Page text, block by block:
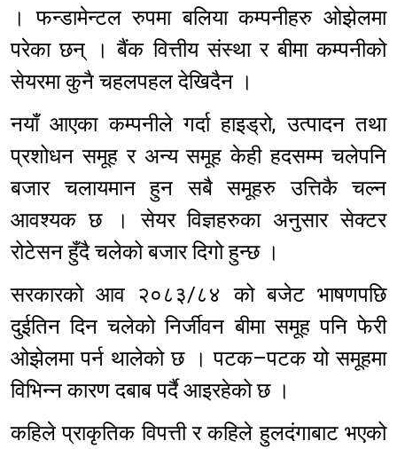
। फन्डामेन्टल रुपमा बलिया कम्पनीहरु ओझेलमा
परेका छन् । बैंक वित्तीय संस्था र बीमा कम्पनीको
सेयरमा कुनै चहलपहल देखिदैन ।
नयाँ आएका कम्पनीले गर्दा हाइड्रो, उत्पादन तथा
प्रशोधन समूह र अन्य समूह केही हदसम्म चलेपनि
बजार चलायमान हुन सबै समूहरु उत्तिकै चल्न
आवश्यक छ । सेयर विज्ञहरुका अनुसार सेक्टर
रोटेसन हुँदै चलेको बजार दिगो हुन्छ ।
सरकारको आव २०८३/८४ को बजेट भाषणपछि
दुईतिन दिन चलेको निर्जीवन बीमा समूह पनि फेरी
ओझेलमा पर्न थालेको छ । पटक–पटक यो समूहमा
विभिन्न कारण दबाब पर्दै आइरहेको छ ।
कहिले प्राकृतिक विपत्ती र कहिले हुलदंगाबाट भएको